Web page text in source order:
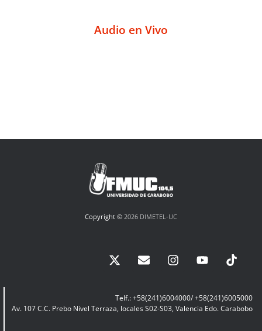
Audio en Vivo
Copyright © 2026 DIMETEL-UC
Telf.: +58(241)6004000/ +58(241)6005000
Av. 107 C.C. Prebo Nivel Terraza, locales S02-S03, Valencia Edo. Carabobo